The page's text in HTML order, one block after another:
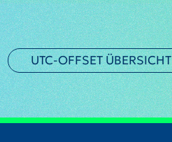
UTC-OFFSET ÜBERSICHT